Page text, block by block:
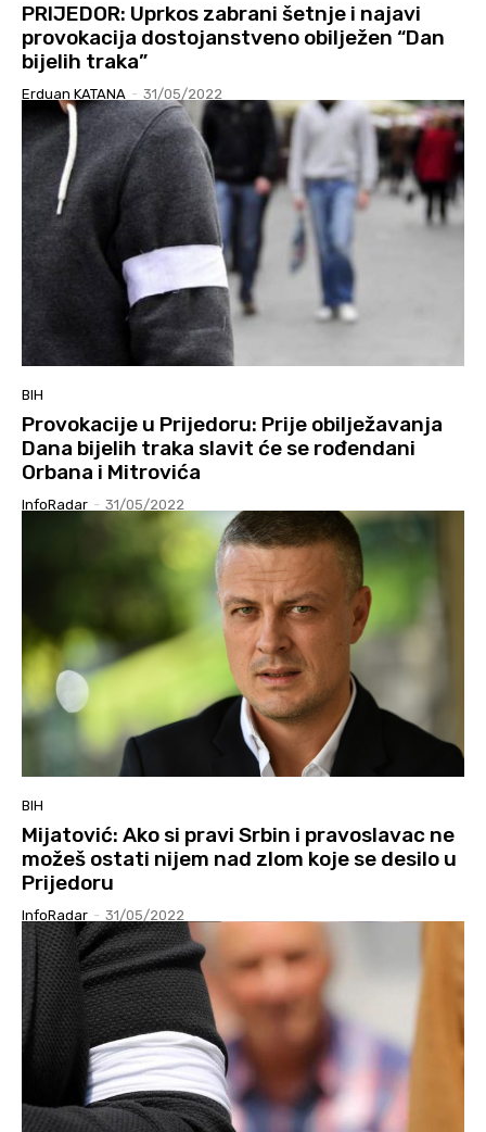
PRIJEDOR: Uprkos zabrani šetnje i najavi
provokacija dostojanstveno obilježen “Dan
bijelih traka”
Erduan KATANA - 31/05/2022
BIH
Provokacije u Prijedoru: Prije obilježavanja
Dana bijelih traka slavit će se rođendani
Orbana i Mitrovića
InfoRadar - 31/05/2022
BIH
Mijatović: Ako si pravi Srbin i pravoslavac ne
možeš ostati nijem nad zlom koje se desilo u
Prijedoru
InfoRadar - 31/05/2022